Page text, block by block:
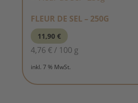
FLEUR DE SEL – 250G
11,90 €
4,76 €/ 100 g
inkl. 7 % MwSt.